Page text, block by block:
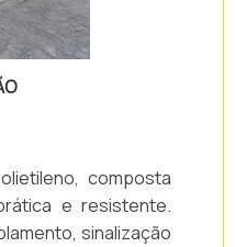
composta
e resistente.
sinalização